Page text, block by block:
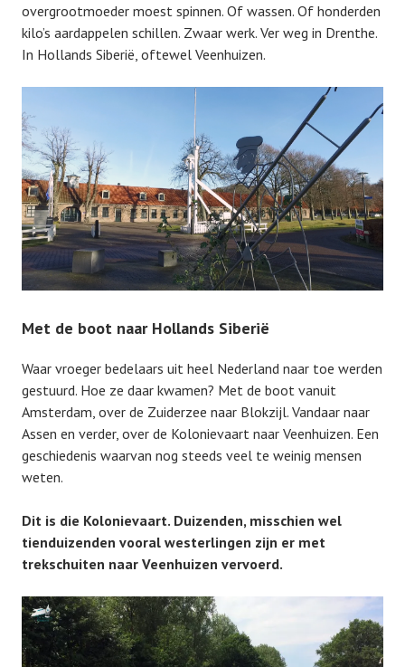
overgrootmoeder moest spinnen. Of wassen. Of honderden
kilo’s aardappelen schillen. Zwaar werk. Ver weg in Drenthe.
In Hollands Siberië, oftewel Veenhuizen.
Met de boot naar Hollands Siberië
Waar vroeger bedelaars uit heel Nederland naar toe werden
gestuurd. Hoe ze daar kwamen? Met de boot vanuit
Amsterdam, over de Zuiderzee naar Blokzijl. Vandaar naar
Assen en verder, over de Kolonievaart naar Veenhuizen. Een
geschiedenis waarvan nog steeds veel te weinig mensen
weten.
Dit is die Kolonievaart. Duizenden, misschien wel
tienduizenden vooral westerlingen zijn er met
trekschuiten naar Veenhuizen vervoerd.